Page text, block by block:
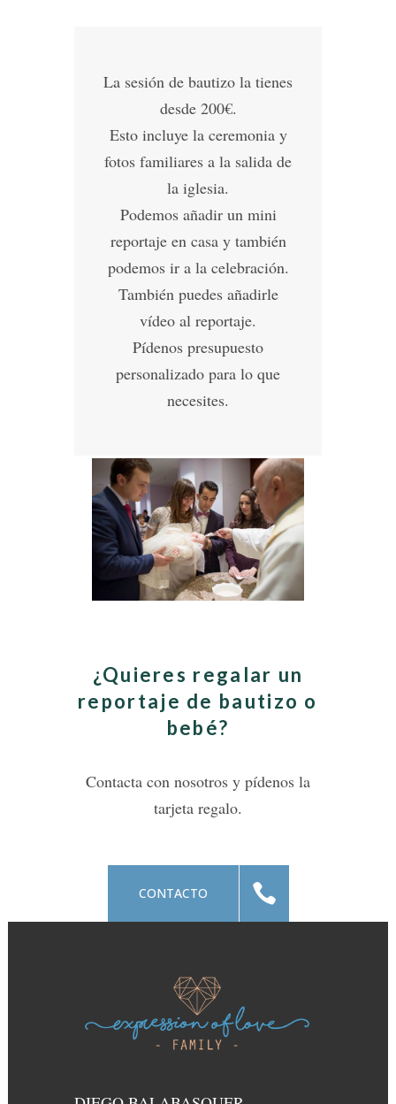
La sesión de bautizo la tienes
desde 200€.
Esto incluye la ceremonia y
fotos familiares a la salida de
la iglesia.
Podemos añadir un mini
reportaje en casa y también
podemos ir a la celebración.
También puedes añadirle
vídeo al reportaje.
Pídenos presupuesto
personalizado para lo que
necesites.
¿Quieres regalar un
reportaje de bautizo o
bebé?
Contacta con nosotros y pídenos la
tarjeta regalo.
CONTACTO